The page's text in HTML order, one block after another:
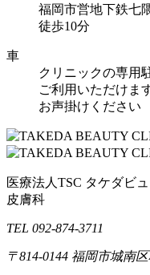
福岡市営地下鉄七
徒歩10分
車
クリニックの専用
ご利用いただけま
お声掛けください
医療法人TSC タケダビ
皮膚科
TEL 092-874-3711
〒814-0144 福岡市城南